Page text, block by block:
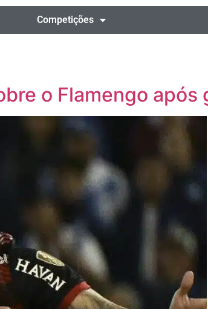
Competições
o Flamengo após